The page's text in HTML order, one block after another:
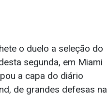
o duelo a seleção do
segunda, em Miami
a capa do diário
de grandes defesas na